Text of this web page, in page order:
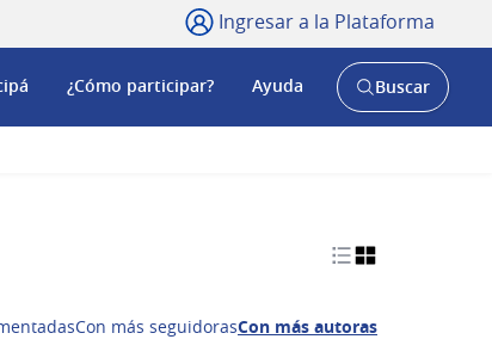
Ingresar a la Plataforma
¿Cómo participar? Ayuda
AbrirBuscar
Con más seguidorasCon más autoras